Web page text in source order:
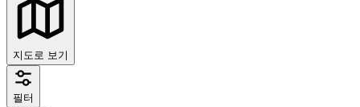
지도로 보기
필터